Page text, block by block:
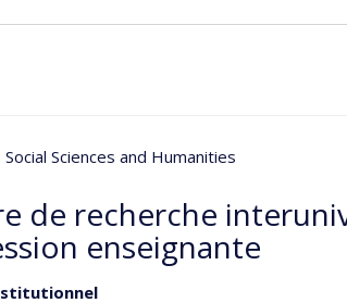
Social Sciences and Humanities
de recherche
enseignante